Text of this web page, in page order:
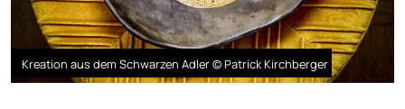
Kreation aus dem Schwarzen Adler © Patrick Kirchberger